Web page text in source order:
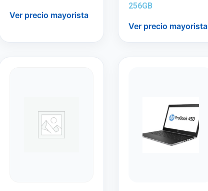
Ver precio mayorista
256GB
Ver precio mayorista